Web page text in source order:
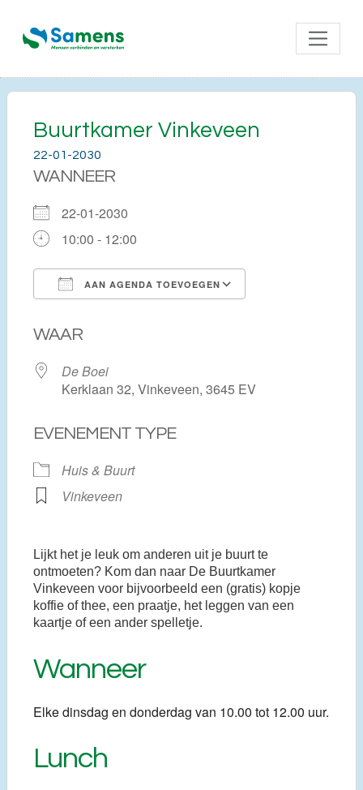
Buurtkamer Vinkeveen
22-01-2030
WANNEER
22-01-2030
10:00 - 12:00
AAN AGENDA TOEVOEGEN
WAAR
De Boei
Kerklaan 32, Vinkeveen, 3645 EV
EVENEMENT TYPE
Huis & Buurt
Vinkeveen
Lijkt het je leuk om anderen uit je buurt te
ontmoeten? Kom dan naar De Buurtkamer
Vinkeveen voor bijvoorbeeld een (gratis) kopje
koffie of thee, een praatje, het leggen van een
kaartje of een ander spelletje.
Wanneer
Elke dinsdag en donderdag van 10.00 tot 12.00 uur.
Lunch